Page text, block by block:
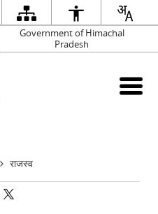
Government of Himachal
Pradesh
राजस्व